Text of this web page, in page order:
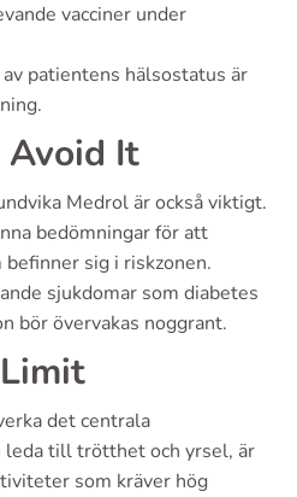
vacciner under
patientens hälsostatus är
It
Medrol är också viktigt.
bedömningar för att
sig i riskzonen.
sjukdomar som diabetes
bör övervakas noggrant.
det centrala
till trötthet och yrsel, är
som kräver hög